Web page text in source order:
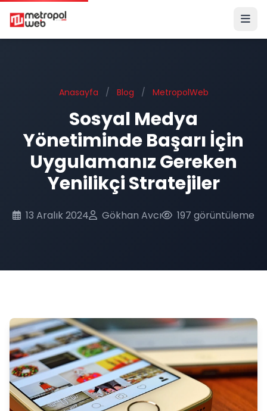
Ana içeriğe geç
Anasayfa / Blog / MetropolWeb
Sosyal Medya
Yönetiminde Başarı İçin
Uygulamanız Gereken
Yenilikçi Stratejiler
13 Aralık 2024 Gökhan Avcı 197 görüntüleme